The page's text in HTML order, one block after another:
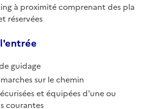
à proximité comprenant des pla
réservées
guidage
sur le chemin
et équipées d'une ou
courantes